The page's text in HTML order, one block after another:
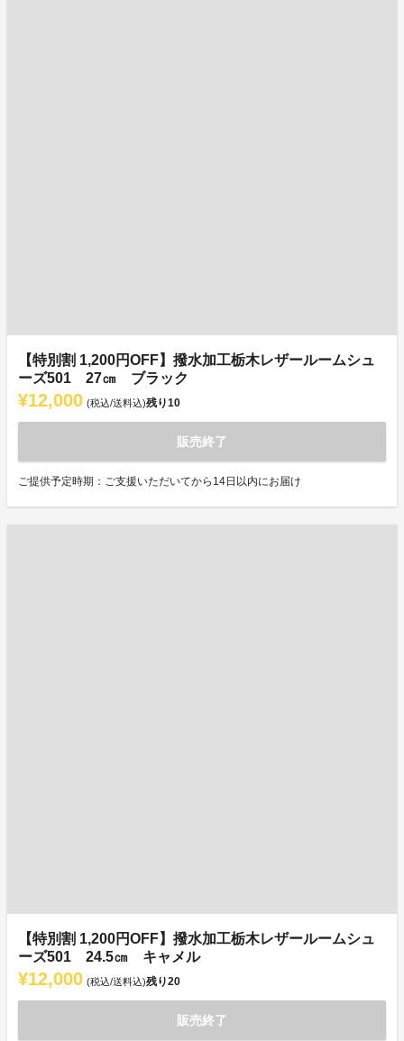
【特別割 1,200円OFF】撥水加工栃木レザールームシュ
ーズ501 27㎝ ブラック
¥12,000 (税込/送料込)残り10
販売終了
ご提供予定時期：ご支援いただいてから14日以内にお届け
【特別割 1,200円OFF】撥水加工栃木レザールームシュ
ーズ501 24.5㎝ キャメル
¥12,000 (税込/送料込)残り20
販売終了